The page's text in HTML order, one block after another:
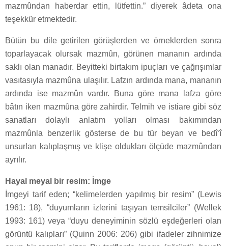
mazmûndan haberdar ettin, lütfettin.” diyerek âdeta ona
teşekkür etmektedir.
Bütün bu dile getirilen görüşlerden ve örneklerden sonra
toparlayacak olursak mazmûn, görünen mananın ardında
saklı olan manadır. Beyitteki birtakım ipuçları ve çağrışımlar
vasıtasıyla mazmûna ulaşılır. Lafzın ardında mana, mananın
ardında ise mazmûn vardır. Buna göre mana lafza göre
bâtın iken mazmûna göre zahirdir. Telmih ve istiare gibi söz
sanatları dolaylı anlatım yolları olması bakımından
mazmûnla benzerlik gösterse de bu tür beyan ve bedî‘î
unsurları kalıplaşmış ve klişe oldukları ölçüde mazmûndan
ayrılır.
Hayal meyal bir resim: İmge
İmgeyi tarif eden; “kelimelerden yapılmış bir resim” (Lewis
1961: 18), “duyumların izlerini taşıyan temsilciler” (Wellek
1993: 161) veya “duyu deneyiminin sözlü eşdeğerleri olan
görüntü kalıpları” (Quinn 2006: 206) gibi ifadeler zihnimize